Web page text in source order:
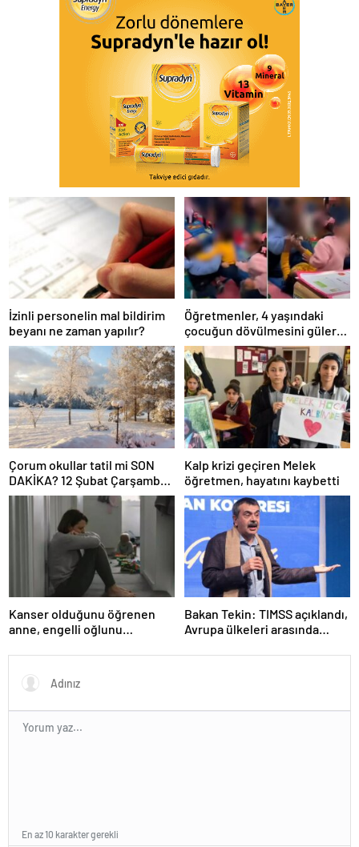
İzinli personelin mal bildirim
beyanı ne zaman yapılır?
Öğretmenler, 4 yaşındaki
çocuğun dövülmesini gülerek
izledi
Çorum okullar tatil mi SON
DAKİKA? 12 Şubat Çarşamba
Çorum’da okul yok mu (Çorum
Valiliği Açıklaması – KAR
TATİLİ)?
Kalp krizi geçiren Melek
öğretmen, hayatını kaybetti
Kanser olduğunu öğrenen
anne, engelli oğlunu
Bakan Tekin: TIMSS açıklandı,
Avrupa ülkeleri arasında
En az 10 karakter gerekli